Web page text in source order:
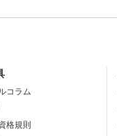
コラム
格規則